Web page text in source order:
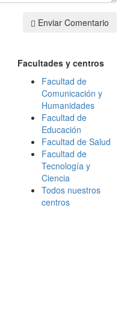
Enviar Comentario
Facultades y centros
Facultad de
Comunicación y
Humanidades
Facultad de
Educación
Facultad de Salud
Facultad de
Tecnología y
Ciencia
Todos nuestros
centros